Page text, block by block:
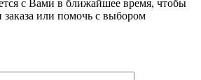
с Вами в ближайшее время, чтобы
заказа или помочь с выбором